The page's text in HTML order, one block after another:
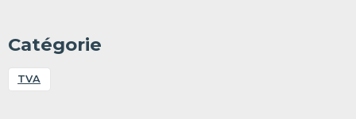
Catégorie
TVA